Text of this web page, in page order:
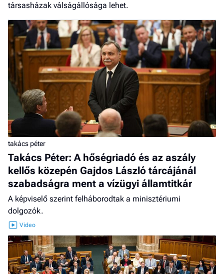
társasházak válságállósága lehet.
takács péter
Takács Péter: A hőségriadó és az aszály
kellős közepén Gajdos László tárcájánál
szabadságra ment a vízügyi államtitkár
A képviselő szerint felháborodtak a minisztériumi
dolgozók.